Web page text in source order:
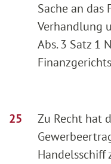
Sache an das
Verhandlung
Abs. 3 Satz 1
Zu Recht hat
Handelsschiff